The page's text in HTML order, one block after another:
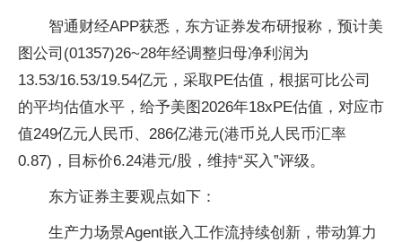
智通财经APP获悉，东方证券发布研报称，预计美
图公司(01357)26~28年经调整归母净利润为
13.53/16.53/19.54亿元，采取PE估值，根据可比公司
的平均估值水平，给予美图2026年18xPE估值，对应市
值249亿元人民币、286亿港元(港币兑人民币汇率
0.87)，目标价6.24港元/股，维持“买入”评级。
东方证券主要观点如下：
生产力场景Agent嵌入工作流持续创新，带动算力